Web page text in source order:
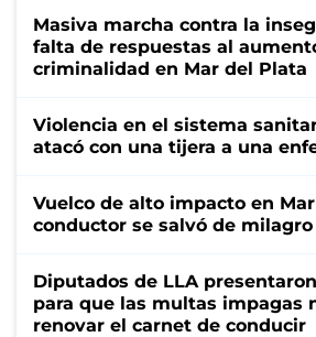
Masiva marcha contra la
falta de respuestas al
criminalidad en Mar del Plata
Violencia en el sistema
atacó con una tijera a una
Vuelco de alto impacto en
conductor se salvó de milagro
Diputados de LLA
para que las multas impagas
renovar el carnet de conducir